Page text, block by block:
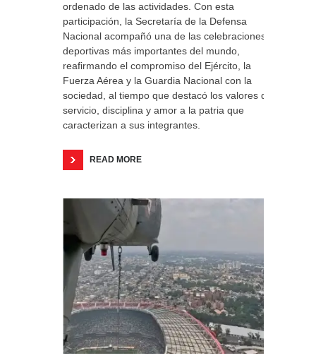
ordenado de las actividades. Con esta
participación, la Secretaría de la Defensa
Nacional acompañó una de las celebraciones
deportivas más importantes del mundo,
reafirmando el compromiso del Ejército, la
Fuerza Aérea y la Guardia Nacional con la
sociedad, al tiempo que destacó los valores de
servicio, disciplina y amor a la patria que
caracterizan a sus integrantes.
READ MORE